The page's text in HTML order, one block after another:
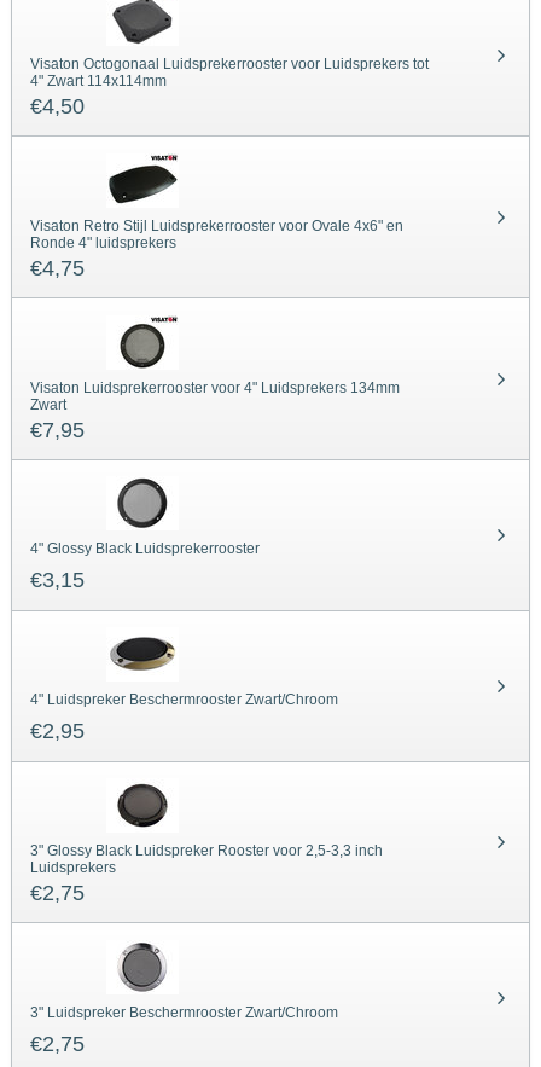
Visaton Octogonaal Luidsprekerrooster voor Luidsprekers tot
4" Zwart 114x114mm
€4,50
Visaton Retro Stijl Luidsprekerrooster voor Ovale 4x6" en
Ronde 4" luidsprekers
€4,75
Visaton Luidsprekerrooster voor 4" Luidsprekers 134mm
Zwart
€7,95
4" Glossy Black Luidsprekerrooster
€3,15
4" Luidspreker Beschermrooster Zwart/Chroom
€2,95
3" Glossy Black Luidspreker Rooster voor 2,5-3,3 inch
Luidsprekers
€2,75
3" Luidspreker Beschermrooster Zwart/Chroom
€2,75